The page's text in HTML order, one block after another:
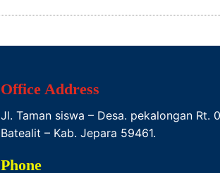
Office Address
Jl. Taman siswa – Desa. pekalongan Rt.
Batealit – Kab. Jepara 59461.
Phone